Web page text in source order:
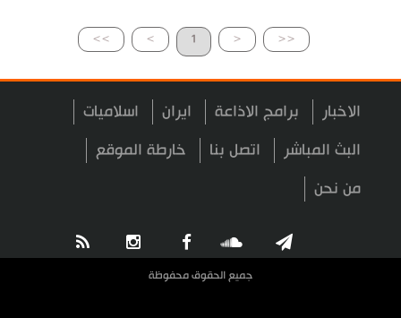
>> > 1 < <<
الاخبار برامج الاذاعة ايران اسلاميات
البث المباشر اتصل بنا خارطة الموقع
من نحن
جميع الحقوق محفوظة